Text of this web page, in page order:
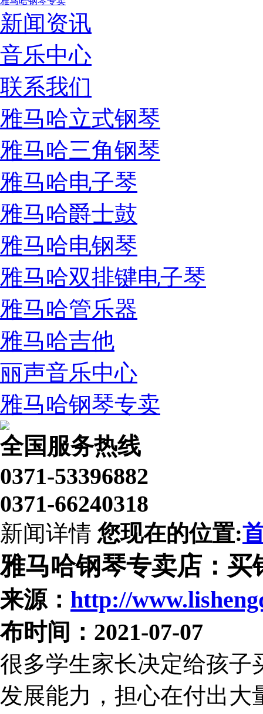
新闻资讯
音乐中心
联系我们
雅马哈立式钢琴
雅马哈三角钢琴
雅马哈电子琴
雅马哈爵士鼓
雅马哈电钢琴
雅马哈双排键电子琴
雅马哈管乐器
雅马哈吉他
丽声音乐中心
雅马哈钢琴专卖
全国服务热线
0371-53396882
0371-66240318
新闻详情 您现在的位置:
雅马哈钢琴专卖店：
来源： http://
布时间：2021-07-07
很多学生家长决定给孩子
发展能力，担心在付出大